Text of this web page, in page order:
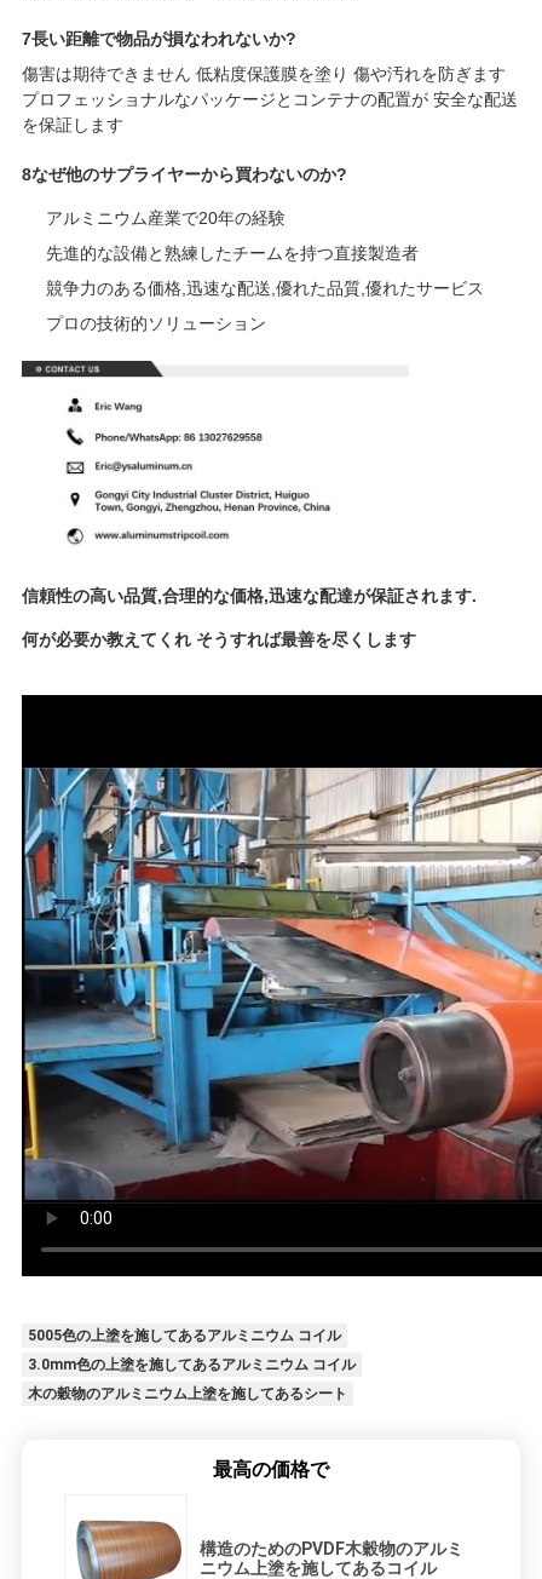
7長い距離で物品が損なわれないか?
傷害は期待できません 低粘度保護膜を塗り 傷や汚れを防ぎます
プロフェッショナルなパッケージとコンテナの配置が 安全な配送
を保証します
8なぜ他のサプライヤーから買わないのか?
アルミニウム産業で20年の経験
先進的な設備と熟練したチームを持つ直接製造者
競争力のある価格,迅速な配送,優れた品質,優れたサービス
プロの技術的ソリューション
信頼性の高い品質,合理的な価格,迅速な配達が保証されます.
何が必要か教えてくれ そうすれば最善を尽くします
5005色の上塗を施してあるアルミニウム コイル
3.0mm色の上塗を施してあるアルミニウム コイル
木の穀物のアルミニウム上塗を施してあるシート
最高の価格で
構造のためのPVDF木穀物のアルミ
ニウム上塗を施してあるコイル